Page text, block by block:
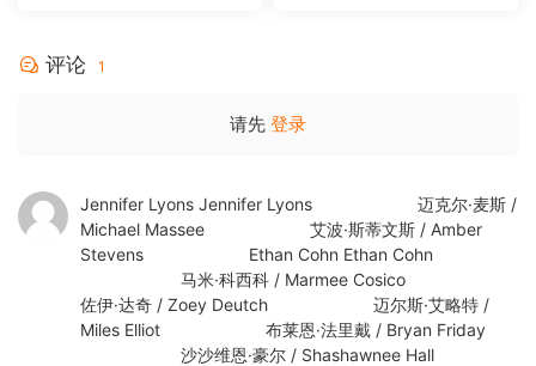
评论 1
请先 登录
Jennifer Lyons Jennifer Lyons 迈克尔·麦斯 /
Michael Massee 艾波·斯蒂文斯 / Amber
Stevens Ethan Cohn Ethan Cohn
马米·科西科 / Marmee Cosico
佐伊·达奇 / Zoey Deutch 迈尔斯·艾略特 /
Miles Elliot 布莱恩·法里戴 / Bryan Friday
沙沙维恩·豪尔 / Shashawnee Hall